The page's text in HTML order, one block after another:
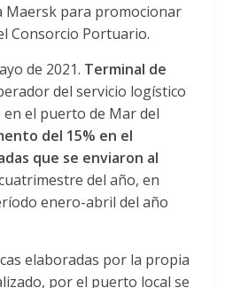
Maersk para promocionar
Consorcio Portuario.
de 2021. Terminal de
del servicio logístico
el puerto de Mar del
del 15% en el
que se enviaron al
del año, en
enero-abril del año
elaboradas por la propia
por el puerto local se